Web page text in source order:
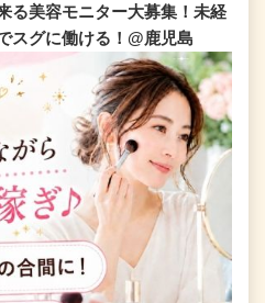
る美容モニター大募集！未経
スグに働ける！@鹿児島